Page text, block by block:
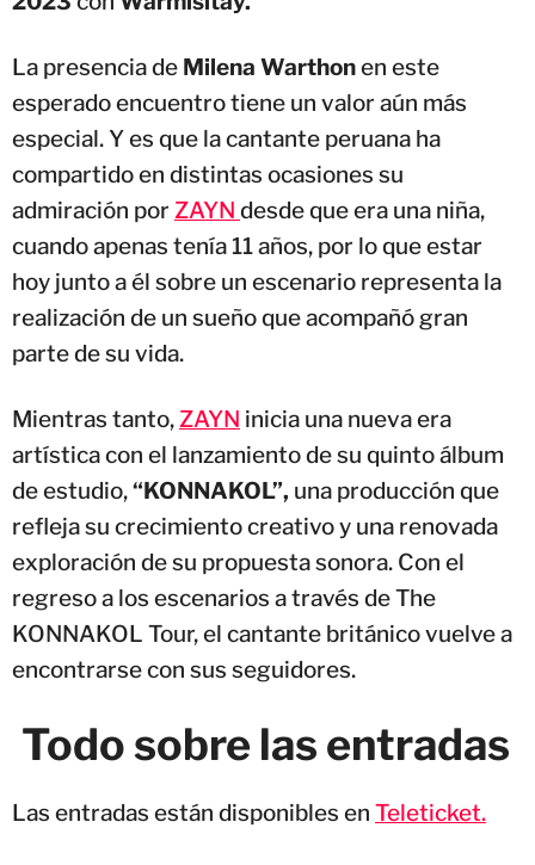
La presencia de Milena Warthonen este
esperado encuentro tiene un valor aún más
especial. Y es que la cantante peruana ha
compartido en distintas ocasiones su
admiración por ZAYN desde que era una niña,
cuando apenas tenía 11 años, por lo que estar
hoy junto a él sobre un escenario representa la
realización de un sueño que acompañó gran
parte de su vida.
Mientras tanto,ZAYN inicia una nueva era
artística con el lanzamiento de su quinto álbum
de estudio,“KONNAKOL”, una producción que
refleja su crecimiento creativo y una renovada
exploración de su propuesta sonora. Con el
regreso a los escenarios a través de The
KONNAKOL Tour, el cantante británico vuelve a
encontrarse con sus seguidores.
Todo sobre las entradas
Las entradas están disponibles en Teleticket.